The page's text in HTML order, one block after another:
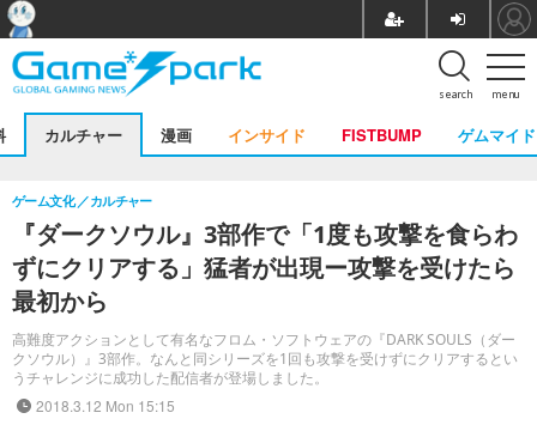
menu
search
カルチャー 漫画 インサイド FISTBUMP ゲムマイド
『ダークソウル』3部作で「1度も攻撃を食らわ
ずにクリアする」猛者が出現ー攻撃を受けたら
最初から
高難度アクションとして有名なフロム・ソフトウェアの『DARK SOULS（ダー
クソウル）』3部作。なんと同シリーズを1回も攻撃を受けずにクリアするとい
うチャレンジに成功した配信者が登場しました。
ゲーム文化 カルチャー
2018.3.12 Mon 15:15